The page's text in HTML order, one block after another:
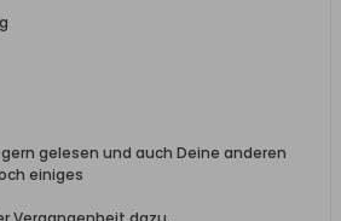
gelesen und auch Deine anderen
einiges